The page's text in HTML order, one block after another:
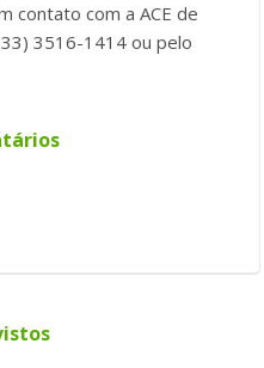
contato com a ACE de
3516-1414 ou pelo